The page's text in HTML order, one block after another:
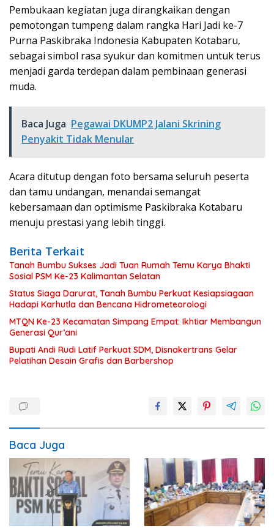
Pembukaan kegiatan juga dirangkaikan dengan
pemotongan tumpeng dalam rangka Hari Jadi ke-7
Purna Paskibraka Indonesia Kabupaten Kotabaru,
sebagai simbol rasa syukur dan komitmen untuk terus
menjadi garda terdepan dalam pembinaan generasi
muda.
Baca Juga Pegawai DKUMP2 Jalani Skrining
Penyakit Tidak Menular
Acara ditutup dengan foto bersama seluruh peserta
dan tamu undangan, menandai semangat
kebersamaan dan optimisme Paskibraka Kotabaru
menuju prestasi yang lebih tinggi.
Berita Terkait
Tanah Bumbu Sukses Jadi Tuan Rumah Temu Karya Bhakti
Sosial PSM Ke-23 Kalimantan Selatan
Status Siaga Darurat, Tanah Bumbu Perkuat Kesiapsiagaan
Hadapi Karhutla dan Bencana Hidrometeorologi
MTQN Ke-23 Kecamatan Simpang Empat: Ikhtiar Membangun
Generasi Qur’ani
Bupati Andi Rudi Latif Perkuat SDM, Disnakertrans Gelar
Pelatihan Desain Grafis dan Barbershop
Baca Juga